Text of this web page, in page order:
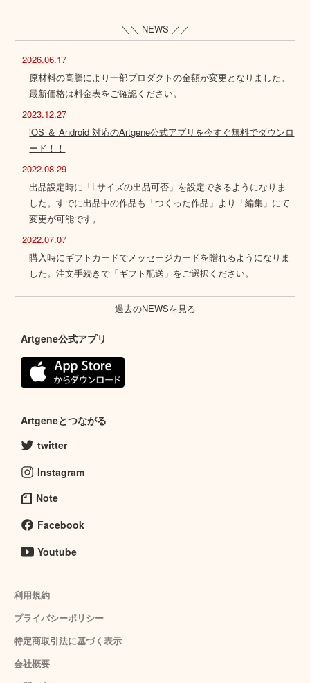
＼＼ NEWS ／／
2026.06.17
原材料の高騰により一部プロダクトの金額が変更となりました。
最新価格は料金表をご確認ください。
2023.12.27
iOS ＆ Android 対応のArtgene公式アプリを今すぐ無料でダウンロ
ード！！
2022.08.29
出品設定時に「Lサイズの出品可否」を設定できるようになりま
した。すでに出品中の作品も「つくった作品」より「編集」にて
変更が可能です。
2022.07.07
購入時にギフトカードでメッセージカードを贈れるようになりま
した。注文手続きで「ギフト配送」をご選択ください。
過去のNEWSを見る
Artgene公式アプリ
Artgeneとつながる
twitter
Instagram
Note
Facebook
Youtube
利用規約
プライバシーポリシー
特定商取引法に基づく表示
会社概要